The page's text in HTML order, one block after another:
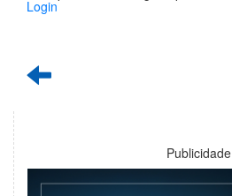
Login
Publicidade